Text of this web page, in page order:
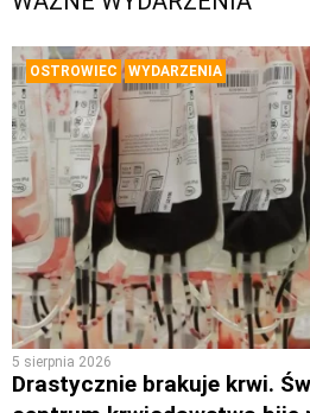
OSTROWIEC WYDARZENIA
5 sierpnia 2026
Drastycznie brakuje krwi.